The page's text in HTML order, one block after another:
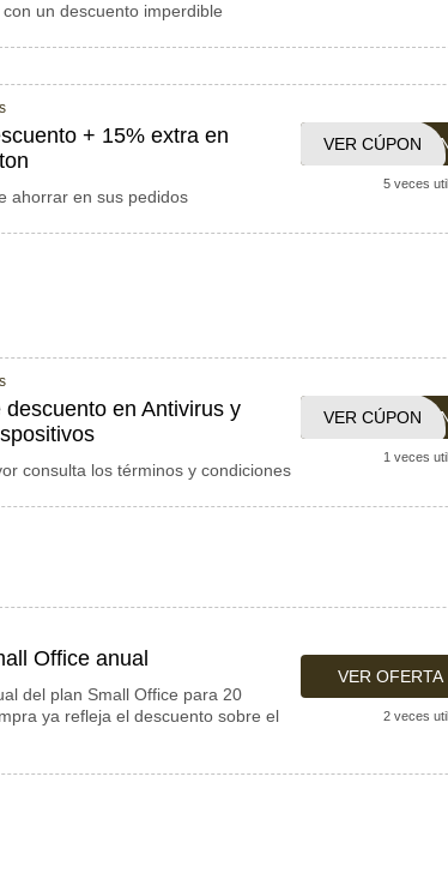
un descuento imperdible
+ 15% extra en
ahorrar en sus pedidos
VER CÚPON
5 veces
en Antivirus y
consulta los términos y condiciones
VER CÚPON
1 veces
Office anual
del plan Small Office para 20
ya refleja el descuento sobre el
VER OFERTA
2 veces